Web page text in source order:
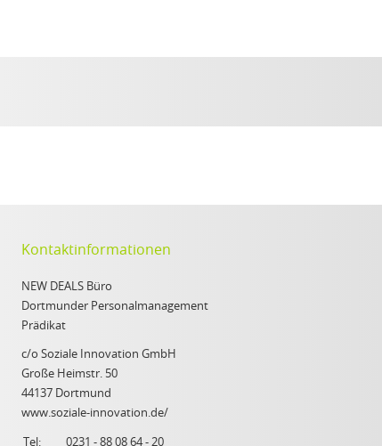
Kontaktinformationen
NEW DEALS Büro
Dortmunder Personalmanagement
Prädikat
c/o Soziale Innovation GmbH
Große Heimstr. 50
44137 Dortmund
www.soziale-innovation.de/
Tel: 0231 - 88 08 64 - 20